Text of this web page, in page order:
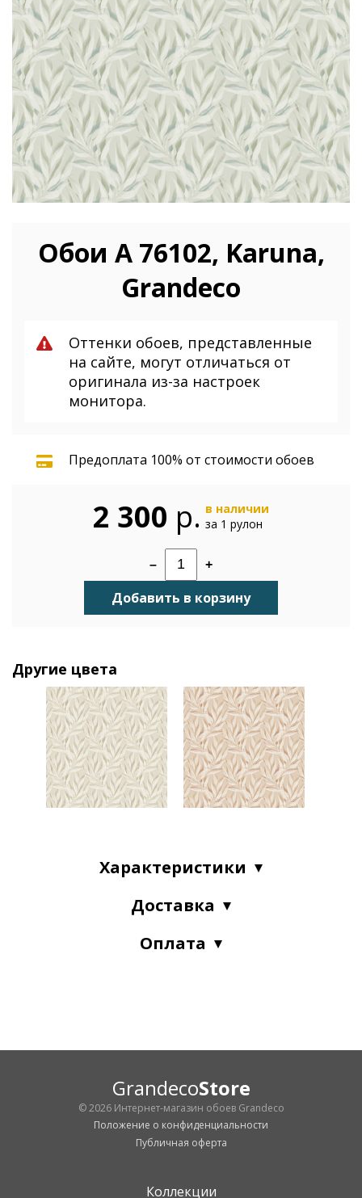
Обои A 76102, Karuna,
Grandeco
Оттенки обоев, представленные
на сайте, могут отличаться от
оригинала из-за настроек
монитора.
Предоплата 100% от стоимости обоев
2 300 р. в наличии
за 1 рулон
– +
Добавить в корзину
Другие цвета
Характеристики
Доставка
Оплата
GrandecoStore
© 2026 Интернет-магазин обоев Grandeco
Положение о конфиденциальности
Публичная оферта
Коллекции